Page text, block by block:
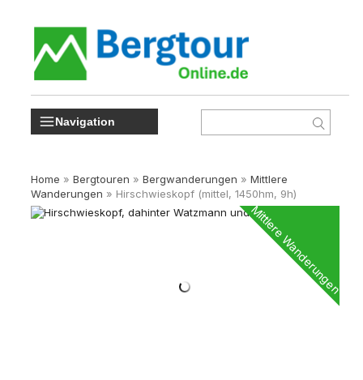
Navigation
Home » Bergtouren » Bergwanderungen » Mittlere
Wanderungen » Hirschwieskopf (mittel, 1450hm, 9h)
Mittlere Wanderungen